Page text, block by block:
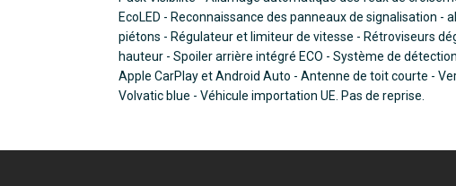
EcoLED - Reconnaissance des panneaux de signalisation
piétons - Régulateur et limiteur de vitesse - Rétroviseurs
hauteur - Spoiler arrière intégré ECO - Système de
Apple CarPlay et Android Auto - Antenne de toit courte -
Volvatic blue - Véhicule importation UE. Pas de reprise.